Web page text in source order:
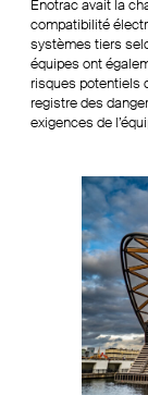
Enotrac avait la
compatibilité
systèmes tiers
équipes ont
risques potentiels
registre des
exigences de